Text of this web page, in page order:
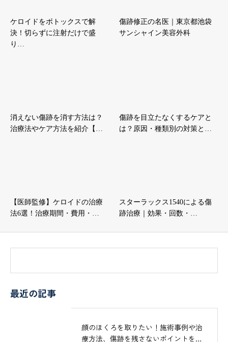
ケロイドをボトックスで解
決！切らずに注射だけで盛
り…
傷跡修正の名医｜東京都池袋
サンシャイン美容外科
消えない傷跡を消す方法は？
治療法やケア方法を紹介【…
傷跡を目立たなくするケアと
は？原因・種類別の対策と…
【医師監修】ケロイドの治療
法6選！治療期間・費用・…
スターラックス1540による傷
跡治療｜効果・回数・…
最近の記事
顔のほくろを取りたい！施術事例や治
療方法、傷跡を残さないポイントを…